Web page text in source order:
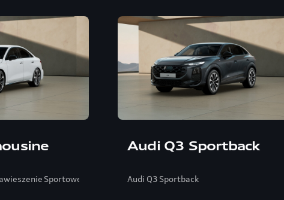
Sportowe / 19” / Kamera Cofania
Audi Q3 Sportback
Audi Q3 Sportback